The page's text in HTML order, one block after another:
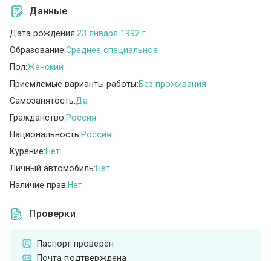
Данные
Дата рождения:23 января 1992 г.
Образование:Среднее специальное
Пол:Женский
Приемлемые варианты работы:Без проживания
Самозанятость:Да
Гражданство:Россия
Национальность:Россия
Курение:Нет
Личный автомобиль:Нет
Наличие прав:Нет
Проверки
Паспорт проверен
Почта подтверждена